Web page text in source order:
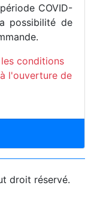
COVID-
possibilité de
conditions
l'ouverture de
droit réservé.